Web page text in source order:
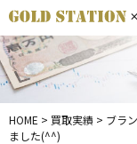
HOME > 買取実績 > ブラ
ました(^^)